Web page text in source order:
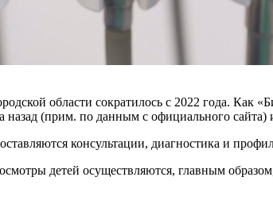
области сократилось с 2022 года. Как
назад (прим. по данным с официального
консультации, диагностика и
детей осуществляются, главным